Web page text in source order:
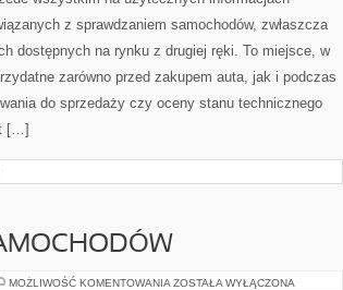
z sprawdzaniem samochodów, zwłaszcza
dostępnych na rynku z drugiej ręki. To miejsce, w
zarówno przed zakupem auta, jak i podczas
do sprzedaży czy oceny stanu technicznego
[…]
MOŻLIWOŚĆ KOMENTOWANIA WYPOŻYCZALNIA
ZOSTAŁA WYŁĄCZONA